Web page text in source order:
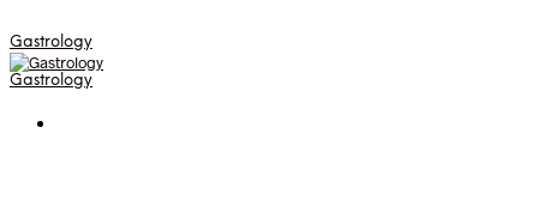
Gastrology
Gastrology